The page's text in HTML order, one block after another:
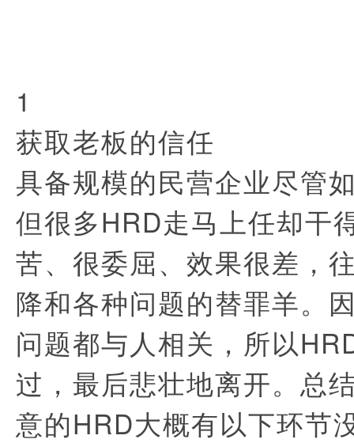
1
获取老板的信任
具备规模的民营企业尽管
但很多HRD走马上任却干
苦、很委屈、效果很差，
降和各种问题的替罪羊。
问题都与人相关，所以
过，最后悲壮地离开。总
意的HRD大概有以下环节